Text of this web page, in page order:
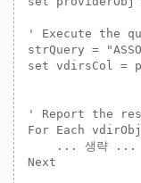
' Execute the
strQuery =
set vdirsCol =
' Report the
For Each
    ... 생략 ...